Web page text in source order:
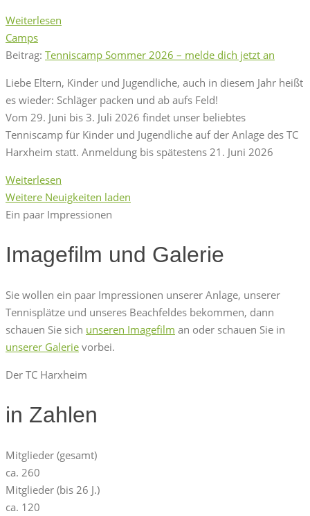
Weiterlesen
Camps
Beitrag: Tenniscamp Sommer 2026 – melde dich jetzt an
Liebe Eltern, Kinder und Jugendliche, auch in diesem Jahr heißt
es wieder: Schläger packen und ab aufs Feld!
Vom 29. Juni bis 3. Juli 2026 findet unser beliebtes
Tenniscamp für Kinder und Jugendliche auf der Anlage des TC
Harxheim statt. Anmeldung bis spätestens 21. Juni 2026
Weiterlesen
Weitere Neuigkeiten laden
Ein paar Impressionen
Imagefilm und Galerie
Sie wollen ein paar Impressionen unserer Anlage, unserer
Tennisplätze und unseres Beachfeldes bekommen, dann
schauen Sie sich unseren Imagefilm an oder schauen Sie in
unserer Galerie vorbei.
Der TC Harxheim
in Zahlen
Mitglieder (gesamt)
ca. 260
Mitglieder (bis 26 J.)
ca. 120